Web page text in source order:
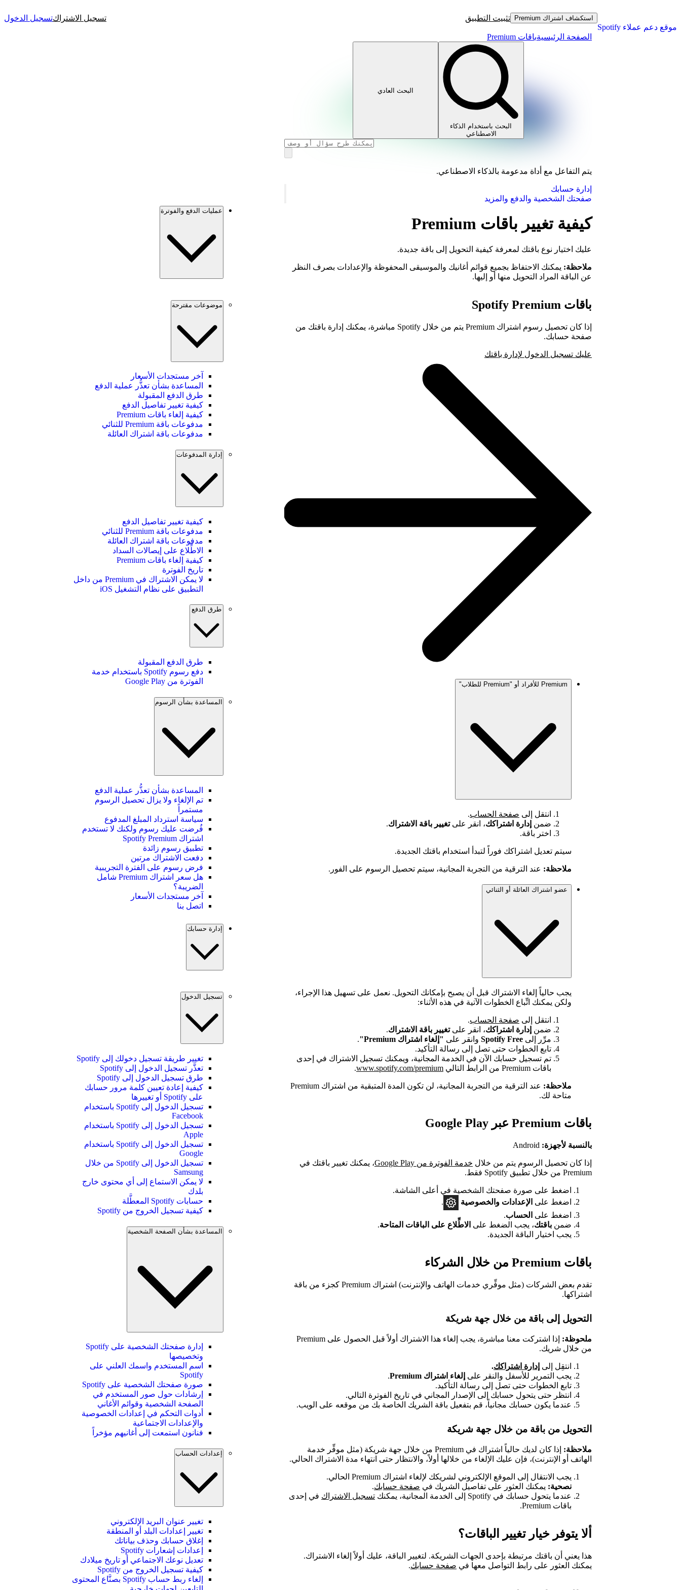
موقع دعم عملاء Spotify
استكشاف اشتراك Premium تثبيت التطبيق تسجيل الاشتراكتسجيل الدخول
الصفحة الرئيسيةباقات Premium
البحث باستخدام الذكاء
الاصطناعي
البحث العادي
يتم التفاعل مع أداة مدعومة بالذكاء الاصطناعي.
إدارة حسابك
صفحتك الشخصية والدفع والمزيد
كيفية تغيير باقات Premium
عليك اختيار نوع باقتك لمعرفة كيفية التحويل إلى باقة جديدة.
ملاحظة: يمكنك الاحتفاظ بجميع قوائم أغانيك والموسيقى المحفوظة والإعدادات بصرف النظر
عن الباقة المراد التحويل منها أو إليها.
باقات Spotify Premium
إذا كان تحصيل رسوم اشتراك Premium يتم من خلال Spotify مباشرة، يمكنك إدارة باقتك من
صفحة حسابك.
عليك تسجيل الدخول لإدارة باقتك
Premium للأفراد أو "Premium للطلاب"
انتقل إلى صفحة الحساب.
ضمن إدارة اشتراكك، انقر علىتغيير باقة الاشتراك.
اختر باقة.
سيتم تعديل اشتراكك فوراً لتبدأ استخدام باقتك الجديدة.
ملاحظة: عند الترقية من التجربة المجانية، سيتم تحصيل الرسوم على الفور.
عضو اشتراك العائلة أو الثنائي
يجب حالياً إلغاء الاشتراك قبل أن يصبح بإمكانك التحويل. نعمل على تسهيل هذا الإجراء،
ولكن يمكنك اتِّباع الخطوات الآتية في هذه الأثناء:
انتقل إلى صفحة الحساب.
ضمن إدارة اشتراكك، انقر علىتغيير باقة الاشتراك.
مرِّر إلى Spotify Free وانقر على "إلغاء اشتراك Premium"
.
تابع الخطوات حتى تصل إلى رسالة التأكيد.
تم تسجيل حسابك الآن في الخدمة المجانية، ويمكنك تسجيل الاشتراك في إحدى
باقات Premium من الرابط التالي
www.spotify.com/premium
.
ملاحظة:
عند الترقية من التجربة المجانية، لن تكون المدة المتبقية من اشتراك Premium
متاحة لك.
باقات Premium عبر Google Play
بالنسبة لأجهزة:
إذا كان تحصيل الرسوم يتم من خلال خدمة الفوترة من Google Play
، يمكنك تغيير باقتك في
Premium من خلال تطبيق Spotify فقط.
اضغط على صورة صفحتك الشخصية في أعلى الشاشة.
اضغط على الإعدادات والخصوصية
.
اضغط على الحساب.
ضمن باقتك، يجب الضغط على الاطِّلاع على الباقات المتاحة.
يجب اختيار الباقة الجديدة.
باقات Premium من خلال الشركاء
تقدم بعض الشركات (مثل موفِّري خدمات الهاتف والإنترنت) اشتراك Premium كجزء من باقة
اشتراكها.
التحويل إلى باقة من خلال جهة شريكة
ملحوظة:
إذا اشتركت معنا مباشرة، يجب إلغاء هذا الاشتراك أولاً قبل الحصول على Premium
من خلال شريك.
انتقِل إلى إدارة اشتراكك.
يجب التمرير للأسفل والنقر على إلغاء اشتراك Premium
.
تابع الخطوات حتى تصل إلى رسالة التأكيد.
انتظر حتى يتحول حسابك إلى الإصدار المجاني في تاريخ الفوترة التالي.
عندما يكون حسابك مجانياً، قم بتفعيل باقة الشريك الخاصة بك من موقعه على الويب.
التحويل من باقة من خلال جهة شريكة
ملاحظة:
إذا كان لديك حالياً اشتراك في Premium من خلال جهة شريكة (مثل موفِّر خدمة
الهاتف أو الإنترنت)، فإن عليك الإلغاء من خلالها أولاً، والانتظار حتى انتهاء مدة الاشتراك الحالي.
يجب الانتقال إلى الموقع الإلكتروني لشريكك لإلغاء اشتراك Premium الحالي.
نصحية: يمكنك العثور على تفاصيل الشريك في صفحة حسابك.
عندما يتحول حسابك في Spotify إلى الخدمة المجانية، يمكنك
تسجيل الاشتراك في إحدى
باقات Premium.
ألا يتوفر خيار تغيير الباقات؟
هذا يعني أن باقتك مرتبطة بإحدى الجهات الشريكة. لتغيير الباقة، عليك أولاً إلغاء الاشتراك.
يمكنك العثور على رابط التواصل معها في صفحة حسابك.
عمليات الدفع والفوترة
موضوعات مقترحة
آخر مستجدات الأسعار
المساعدة بشأن تعذُّر عملية الدفع
طرق الدفع المقبولة
كيفية تغيير تفاصيل الدفع
كيفية إلغاء باقات Premium
مدفوعات باقة Premium للثنائي
مدفوعات باقة اشتراك العائلة
إدارة المدفوعات
كيفية تغيير تفاصيل الدفع
مدفوعات باقة Premium للثنائي
مدفوعات باقة اشتراك العائلة
الاطِّلاع على إيصالات السداد
كيفية إلغاء باقات Premium
تاريخ الفوترة
لا يمكن الاشتراك في Premium من داخل
التطبيق على نظام التشغيل iOS
طرق الدفع
طرق الدفع المقبولة
دفع رسوم Spotify باستخدام خدمة
الفوترة من Google Play
المساعدة بشأن الرسوم
المساعدة بشأن تعذُّر عملية الدفع
تم الإلغاء ولا يزال تحصيل الرسوم
مستمراً
سياسة استرداد المبلغ المدفوع
فُرضت عليك رسوم ولكنك لا تستخدم
اشتراك Spotify Premium
تطبيق رسوم زائدة
دفعت الاشتراك مرتين
فرض رسوم على الفترة التجريبية
هل سعر اشتراك Premium شامل
الضريبة؟
آخر مستجدات الأسعار
اتصل بنا
إدارة حسابك
تسجيل الدخول
تغيير طريقة تسجيل دخولك إلى Spotify
تعذَّر تسجيل الدخول إلى Spotify
طرق تسجيل الدخول إلى Spotify
كيفية إعادة تعيين كلمة مرور حسابك
على Spotify أو تغييرها
تسجيل الدخول إلى Spotify باستخدام
Facebook
تسجيل الدخول إلى Spotify باستخدام
Apple
تسجيل الدخول إلى Spotify باستخدام
Google
تسجيل الدخول إلى Spotify من خلال
Samsung
لا يمكن الاستماع إلى أي محتوى خارج
بلدك
حسابات Spotify المعطَّلة
كيفية تسجيل الخروج من Spotify
المساعدة بشأن الصفحة الشخصية
إدارة صفحتك الشخصية على Spotify
وتخصيصها
اسم المستخدم واسمك العلني على
Spotify
صورة صفحتك الشخصية على Spotify
إرشادات حول صور المستخدم في
الصفحة الشخصية وقوائم الأغاني
أدوات التحكم في إعدادات الخصوصية
والإعدادات الاجتماعية
فنانون استمعت إلى أغانيهم مؤخراً
إعدادات الحساب
تغيير عنوان البريد الإلكتروني
تغيير إعدادات البلد أو المنطقة
إغلاق حسابك وحذف بياناتك
إعدادات إشعارات Spotify
تعديل نوعك الاجتماعي أو تاريخ ميلادك
كيفية تسجيل الخروج من Spotify
إلغاء ربط حساب Spotify بصنَّاع المحتوى